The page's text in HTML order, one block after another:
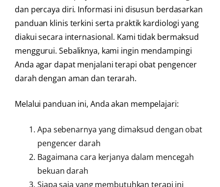
dan percaya diri. Informasi ini disusun berdasarkan
panduan klinis terkini serta praktik kardiologi yang
diakui secara internasional. Kami tidak bermaksud
menggurui. Sebaliknya, kami ingin mendampingi
Anda agar dapat menjalani terapi obat pengencer
darah dengan aman dan terarah.
Melalui panduan ini, Anda akan mempelajari:
Apa sebenarnya yang dimaksud dengan obat
pengencer darah
Bagaimana cara kerjanya dalam mencegah
bekuan darah
Siapa saja yang membutuhkan terapi ini